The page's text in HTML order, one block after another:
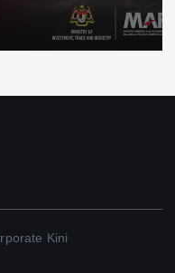
Kini